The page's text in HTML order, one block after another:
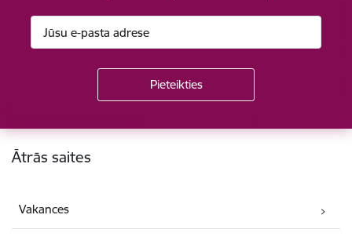
Kājene
Ātrās saites
Vakances